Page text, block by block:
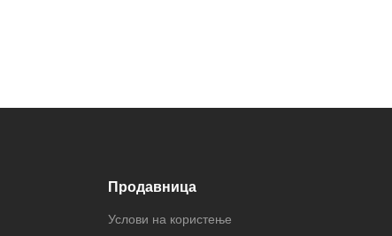
Продавница
Услови на користење